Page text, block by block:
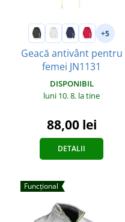
+5
Geacă antivânt pentru
femei JN1131
DISPONIBIL
luni 10. 8. la tine
88,00 lei
DETALII
Funcțional